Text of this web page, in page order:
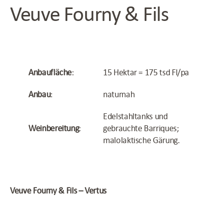
Veuve Fourny & Fils
Anbaufläche:
15 Hektar = 175 tsd Fl/pa
Anbau: naturnah
Weinbereitung:
Edelstahltanks und
gebrauchte Barriques;
malolaktische Gärung.
Veuve Fourny & Fils – Vertus